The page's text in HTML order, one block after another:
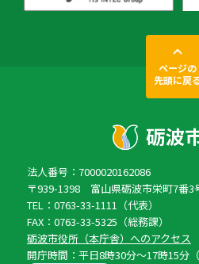
ページの
先頭に戻
法人番号：7000020162086
〒939-1398 富山県砺波市栄町7番3
TEL：0763-33-1111（代表）
FAX：0763-33-5325（総務課）
砺波市役所（本庁舎）へのアクセス
開庁時間：平日8時30分〜17時15分